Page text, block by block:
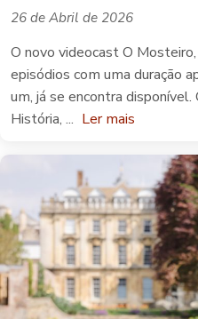
26 de Abril de 2026
O novo videocast O
episódios com uma duração
um, já se encontra
História, ... Ler mais